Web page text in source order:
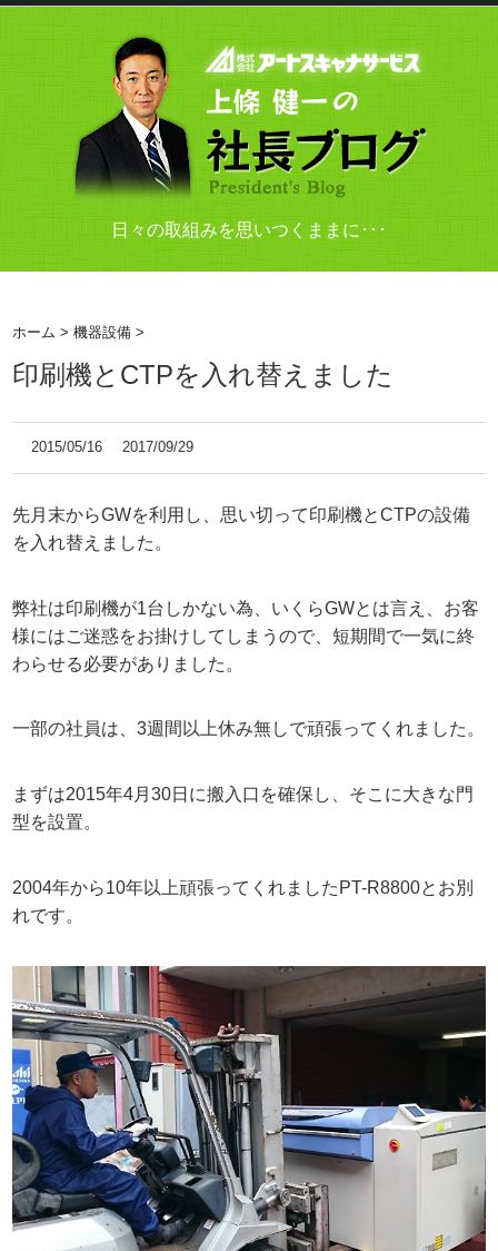
日々の取組みを思いつくままに･･･
ホーム >機器設備 >
印刷機とCTPを入れ替えました
2015/05/16 2017/09/29
先月末からGWを利用し、思い切って印刷機とCTPの設備
を入れ替えました。
弊社は印刷機が1台しかない為、いくらGWとは言え、お客
様にはご迷惑をお掛けしてしまうので、短期間で一気に終
わらせる必要がありました。
一部の社員は、3週間以上休み無しで頑張ってくれました。
まずは2015年4月30日に搬入口を確保し、そこに大きな門
型を設置。
2004年から10年以上頑張ってくれましたPT-R8800とお別
れです。